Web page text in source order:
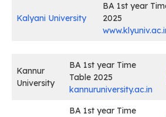
Kalyani University
BA 1st year
2025
Kannur
University
BA 1st year Time
Table 2025
kannuruniversity.ac.in
BA 1st year Time